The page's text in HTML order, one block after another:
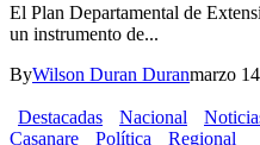
El Plan Departamental de
un instrumento de...
ByWilson Duran Duranmarzo
Destacadas Nacional
Casanare
Política Regional